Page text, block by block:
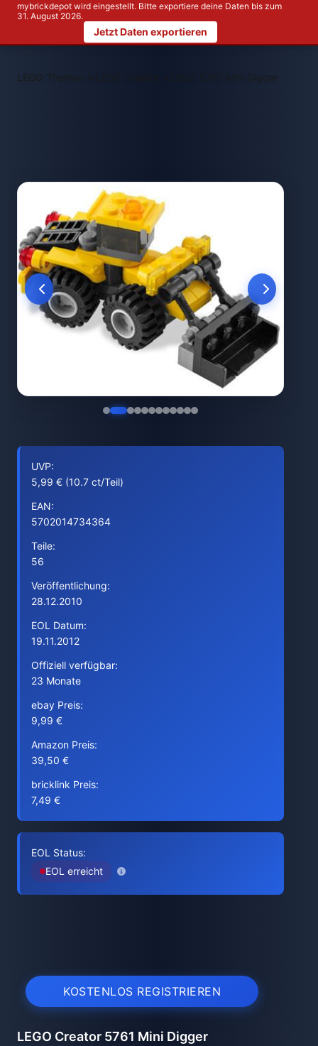
mybrickdepot wird eingestellt. Bitte exportiere deine Daten bis zum
31. August 2026.
Jetzt Daten exportieren
LEGO Themen > LEGO 5761 Mini Digger
UVP:
5,99 € (10.7 ct/Teil)
EAN:
5702014734364
Teile:
56
Veröffentlichung:
28.12.2010
EOL Datum:
19.11.2012
Offiziell verfügbar:
23 Monate
ebay Preis:
9,99 €
Amazon Preis:
39,50 €
bricklink Preis:
7,49 €
EOL Status:
EOL erreicht
KOSTENLOS REGISTRIEREN
LEGO Creator 5761 Mini Digger